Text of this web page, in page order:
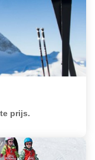
prijs.